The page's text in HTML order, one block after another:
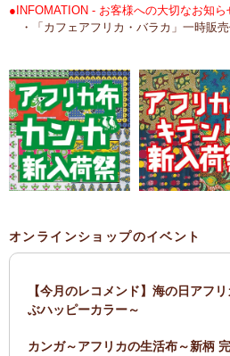
●INFOMATION - お客様への大切なお知ら
・「カフェアフリカ・バラカ」一時販
オンラインショップのイベント
【今月のレコメンド】海の日アフ
ぶハッピーカラー～
カンガ～アフリカの生活布～新柄